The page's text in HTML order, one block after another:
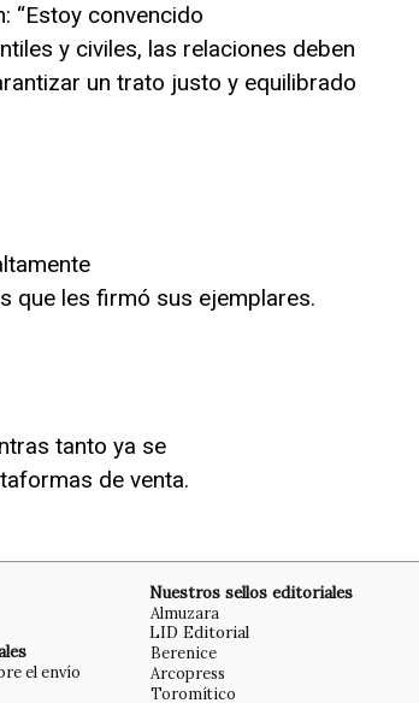
“Estoy convencido
y civiles, las relaciones deben
un trato justo y equilibrado
que les firmó sus ejemplares.
tanto ya se
de venta.
el envío
Nuestros sellos editoriales
Almuzara
LID Editorial
Berenice
Arcopress
Toromítico